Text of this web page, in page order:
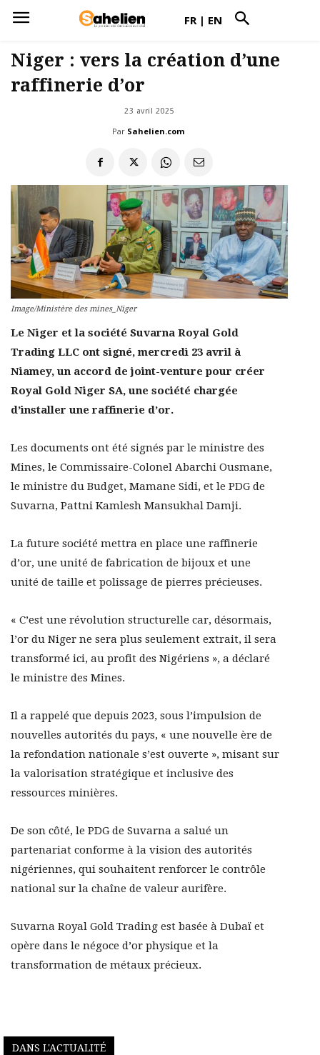
FR | EN
Niger : vers la création d’une
raffinerie d’or
23 avril 2025
Par Sahelien.com
Image/Ministère des mines_Niger
Le Niger et la société Suvarna Royal Gold
Trading LLC ont signé, mercredi 23 avril à
Niamey, un accord de joint-venture pour créer
Royal Gold Niger SA, une société chargée
d’installer une raffinerie d’or.
Les documents ont été signés par le ministre des
Mines, le Commissaire-Colonel Abarchi Ousmane,
le ministre du Budget, Mamane Sidi, et le PDG de
Suvarna, Pattni Kamlesh Mansukhal Damji.
La future société mettra en place une raffinerie
d’or, une unité de fabrication de bijoux et une
unité de taille et polissage de pierres précieuses.
« C’est une révolution structurelle car, désormais,
l’or du Niger ne sera plus seulement extrait, il sera
transformé ici, au profit des Nigériens », a déclaré
le ministre des Mines.
Il a rappelé que depuis 2023, sous l’impulsion de
nouvelles autorités du pays, « une nouvelle ère de
la refondation nationale s’est ouverte », misant sur
la valorisation stratégique et inclusive des
ressources minières.
De son côté, le PDG de Suvarna a salué un
partenariat conforme à la vision des autorités
nigériennes, qui souhaitent renforcer le contrôle
national sur la chaîne de valeur aurifère.
Suvarna Royal Gold Trading est basée à Dubaï et
opère dans le négoce d’or physique et la
transformation de métaux précieux.
DANS L'ACTUALITÉ